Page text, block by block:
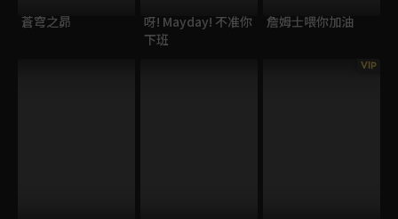
蒼穹之昴
呀! Mayday! 不准你
下班
詹姆士喂你加油
VIP